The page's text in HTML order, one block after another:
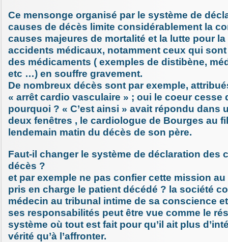
Ce mensonge organisé par le système de
causes de décès limite considérablement la
causes majeures de mortalité et la lutte pour
accidents médicaux, notamment ceux qui
des médicaments ( exemples de distibène,
etc …) en souffre gravement.
De nombreux décès sont par exemple,
« arrêt cardio vasculaire » ; oui le coeur cesse
pourquoi ? « C’est ainsi » avait répondu dans
deux fenêtres , le cardiologue de Bourges au
lendemain matin du décès de son père.
Faut-il changer le système de déclaration des
décès ?
et par exemple ne pas confier cette mission
pris en charge le patient décédé ? la société
médecin au tribunal intime de sa conscience
ses responsabilités peut être vue comme le
système où tout est fait pour qu’il ait plus
vérité qu’à l’affronter.